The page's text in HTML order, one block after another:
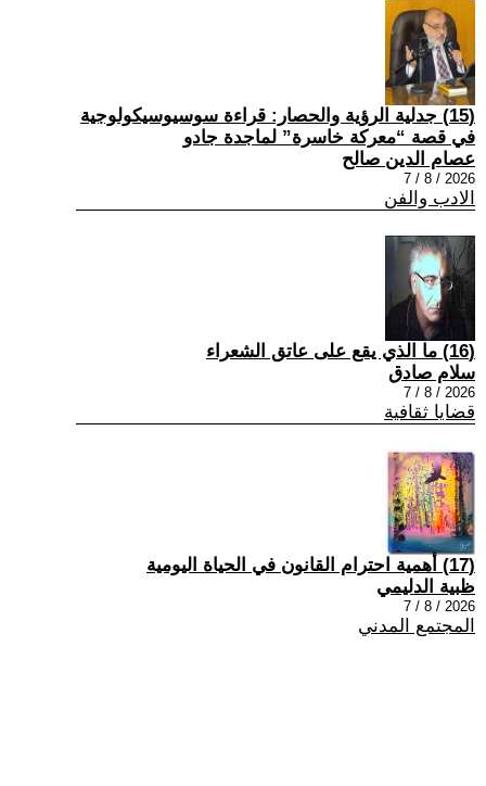
(15) جدلية الرؤية والحصار: قراءة سوسيوسيكولوجية
في قصة “معركة خاسرة” لماجدة جادو
عصام الدين صالح
2026 / 8 / 7
الادب والفن
(16) ما الذي يقع على عاتق الشعراء
سلام صادق
2026 / 8 / 7
قضايا ثقافية
(17) أهمية احترام القانون في الحياة اليومية
ظبية الدليمي
2026 / 8 / 7
المجتمع المدني